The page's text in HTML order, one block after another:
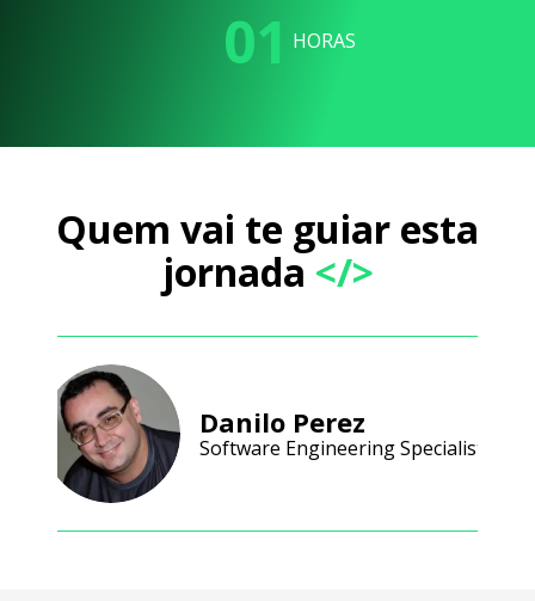
01 HORAS
Quem vai te guiar esta
jornada </>
Danilo Perez
Software Engineering Specialist